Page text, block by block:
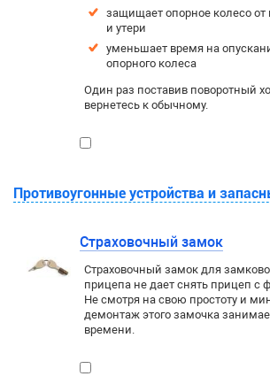
защищает опорное колесо
и утери
уменьшает время на
опорного колеса
Один раз поставив поворотный
вернетесь к обычному.
Противоугонные устройства и
Страховочный замок
Страховочный замок для
прицепа не дает снять прицеп с
Не смотря на свою простоту и
демонтаж этого замочка
времени.